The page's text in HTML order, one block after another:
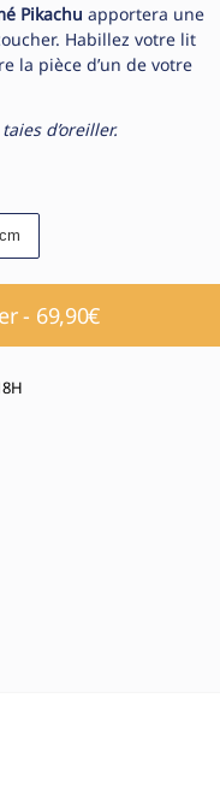
Pikachu apportera une
Habillez votre lit
la pièce d’un de votre
d’oreiller.
- 69,90€